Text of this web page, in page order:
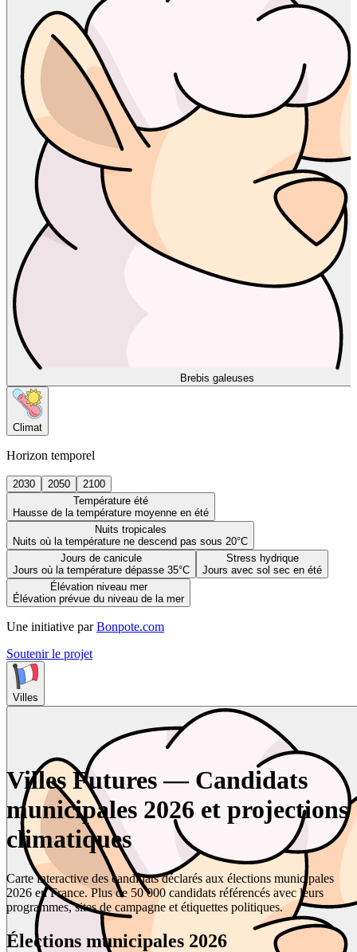
Brebis galeuses
Climat
Horizon temporel
2030 2050
2100
Température été
Hausse de la température moyenne en été
Nuits tropicales
Nuits où la température ne descend pas sous 20°C
Jours de canicule
Jours où la température dépasse 35°C
Stress hydrique
Jours avec sol sec en été
Élévation niveau mer
Élévation prévue du niveau de la mer
Une initiative par Bonpote.com
Soutenir le projet
Villes
Villes Futures — Candidats
municipales 2026 et projections
climatiques
Carte interactive des candidats déclarés aux élections municipales
2026 en France. Plus de 50 000 candidats référencés avec leurs
programmes, sites de campagne et étiquettes politiques.
Élections municipales 2026